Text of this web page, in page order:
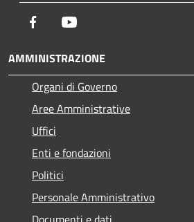
Facebook
AMMINISTRAZIONE
Organi di Governo
Aree Amministrative
Uffici
Enti e fondazioni
Politici
Personale Amministrativo